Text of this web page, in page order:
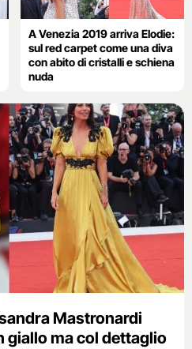
A Venezia 2019 arriva Elodie:
sul red carpet come una diva
con abito di cristalli e schiena
nuda
Mastronardi
giallo ma col dettaglio